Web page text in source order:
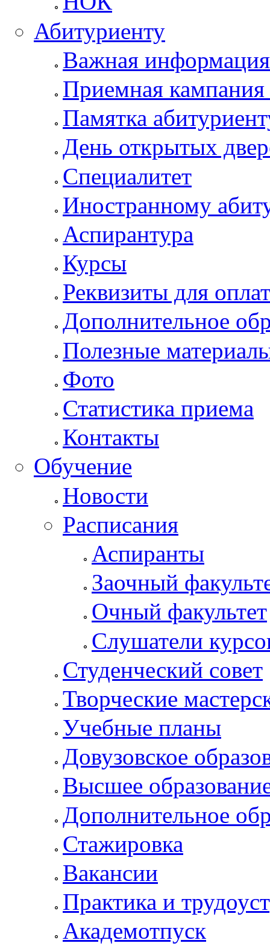
Абитуриенту
Важная информация
Приемная
Памятка
День открытых
Специалитет
Иностранному
Аспирантура
Курсы
Реквизиты для
Дополнительное
Полезные
Фото
Статистика приема
Контакты
Обучение
Новости
Расписания
Аспиранты
Заочный
Очный факультет
Слушатели
Студенческий совет
Творческие
Учебные планы
Довузовское
Высшее
Дополнительное
Стажировка
Вакансии
Практика и
Академотпуск